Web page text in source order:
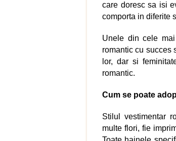
care doresc sa isi
comporta in diferite
Unele din cele
romantic cu succes
lor, dar si
romantic.
Cum se poate
Stilul vestimentar
multe flori, fie